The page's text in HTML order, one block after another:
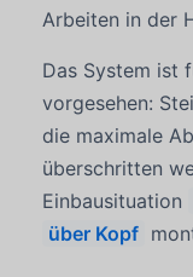
Arbeiten in der
Das System ist
vorgesehen:
die maximale
überschritten
Einbausituation
über Kopf